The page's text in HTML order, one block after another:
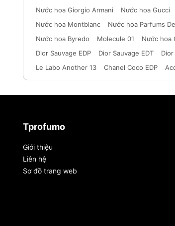
Nước hoa Giorgio Armani
Nước hoa Gucci
Nước hoa Montblanc
Nước hoa Parfums
Nước hoa Byredo
Molecule 01 Nước hoa
Dior Sauvage EDP
Dior Sauvage EDT
Le Labo Another 13
Chanel Coco EDP
Tprofumo
Giới thiệu
Liên hệ
Sơ đồ trang web